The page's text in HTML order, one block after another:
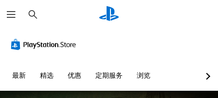
索
最新 精选 优惠 定期服务 浏览